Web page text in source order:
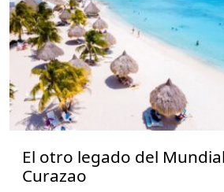
El otro legado del
Curazao